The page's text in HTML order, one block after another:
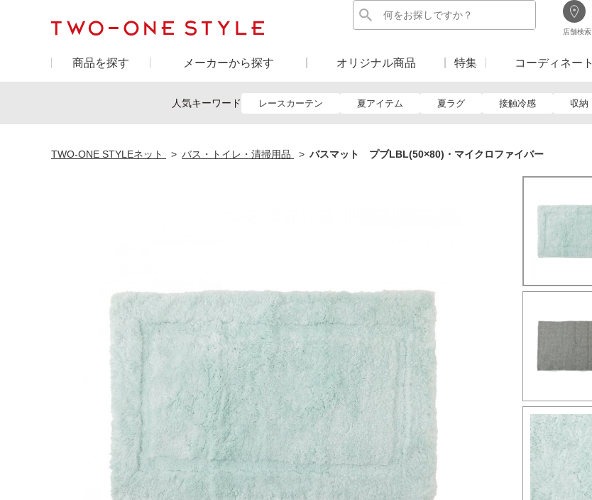
店舗検索
商品を探す メーカーから探す オリジナル商品 特集 コーディネート
人気キーワード レースカーテン 夏アイテム 夏ラグ 接触冷感 収納
TWO-ONE STYLEネット バス・トイレ・清掃用品 バスマット プブLBL(50×80)・マイクロファイバー